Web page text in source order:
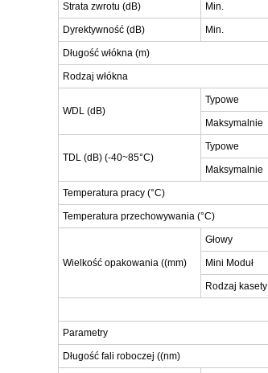
Strata zwrotu (dB) Min.
Dyrektywność (dB) Min.
Długość włókna (m)
Rodzaj włókna
WDL (dB)
Typowe
Maksymalnie
TDL (dB) (-40~85°C)
Typowe
Maksymalnie
Temperatura pracy (°C)
Temperatura przechowywania (°C)
Wielkość opakowania ((mm)
Głowy
Mini Moduł
Rodzaj kasety
Parametry
Długość fali roboczej ((nm)